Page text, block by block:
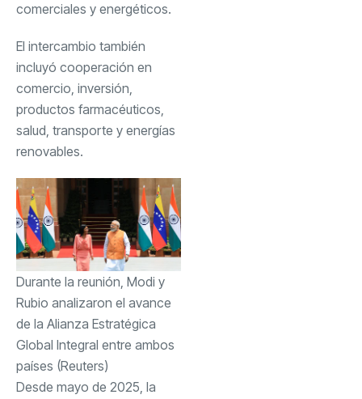
comerciales y energéticos.
El intercambio también
incluyó cooperación en
comercio, inversión,
productos farmacéuticos,
salud, transporte y energías
renovables.
Durante la reunión, Modi y
Rubio analizaron el avance
de la Alianza Estratégica
Global Integral entre ambos
países (Reuters)
Desde mayo de 2025, la